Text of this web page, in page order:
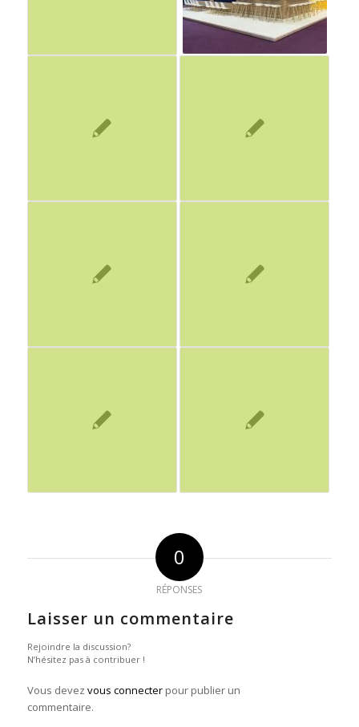
0
RÉPONSES
Laisser un commentaire
Rejoindre la discussion?
N’hésitez pas à contribuer !
Vous devez vous connecterpour publier un
commentaire.